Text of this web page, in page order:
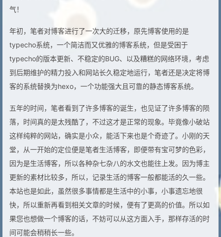
气！
年初，笔者对博客进行了一次大的迁移，原先博客使用的是
typecho系统，一个简洁而又优雅的博客系统，但是受困于
typecho的版本更新、不稳定的BUG、以及糟糕的网络环境，考虑
到后期维护的精力投入和网站长久稳定地运行，笔者还是决定将博
客的系统替换为hexo，一个功能强大且可靠的静态博客系统。
五年的时间，笔者看到了许多博客的诞生，也见证了许多博客的陨
落，时间真的是太残酷了，不过这才是正常的现象。毕竟像小破站
这样纯粹的网站，确实是小众，能活下来也是个奇迹了。小刚的天
堂，从一开始的定位便是笔者生活博客，即便带有宝可梦的色彩，
因为是生活博客，所以各种杂七杂八的水文也能往上发。因为博主
更新的素材比较多，所以，记录生活的博客一般都能活的久一些。
本站也是如此，虽然很多事情都是生活中的小事，小事遗忘地很
快，所以重新再看到相关文章的时候，便有了更高的价值。所以如
果您也想做一个博客的话，不妨可以从这方面入手，那样存活的时
间可能会稍稍长一些。